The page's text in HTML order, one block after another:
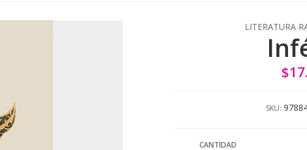
LITERATURA
SKU:
CANTIDAD